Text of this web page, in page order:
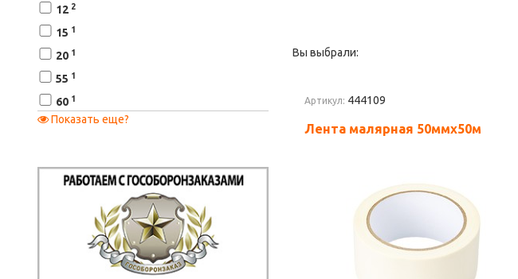
С ПВХ покрытием
12 2
15 1
20 1
55 1
60 1
802
Показать еще?
Вы выбрали:
Артикул: 444109
Лента малярная 50ммх50м